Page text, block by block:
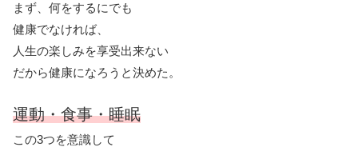
まず、何をするにでも
健康でなければ、
人生の楽しみを享受出来ない
だから健康になろうと決めた。
運動・食事・睡眠
この3つを意識して